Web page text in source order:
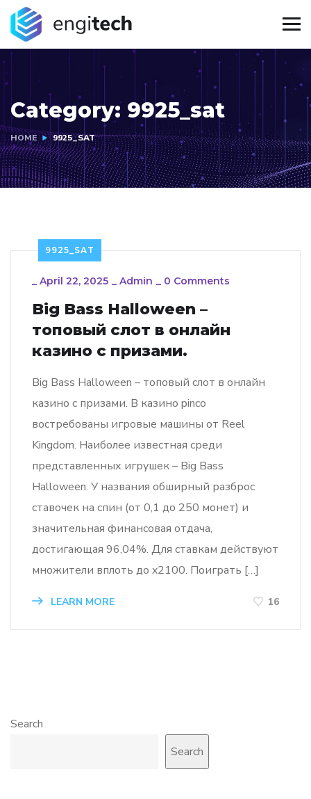
Category: 9925_sat
HOME 9925_SAT
9925_SAT
_ April 22, 2025 _ Admin _ 0 Comments
Big Bass Halloween –
топовый слот в онлайн
казино с призами.
Big Bass Halloween – топовый слот в онлайн
казино с призами. В казино pinco
востребованы игровые машины от Reel
Kingdom. Наиболее известная среди
представленных игрушек – Big Bass
Halloween. У названия обширный разброс
ставочек на спин (от 0,1 до 250 монет) и
значительная финансовая отдача,
достигающая 96,04%. Для ставкам действуют
множители вплоть до x2100. Поиграть […]
LEARN MORE 16
Search
Search